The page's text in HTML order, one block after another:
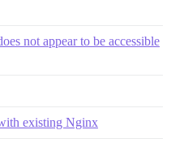
not appear to be accessible
existing Nginx